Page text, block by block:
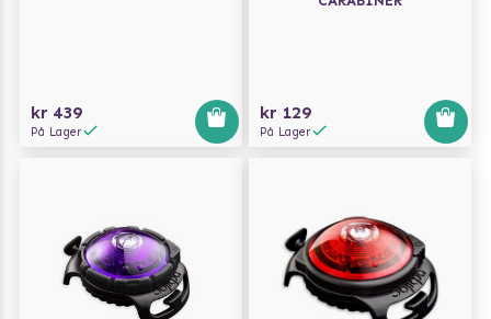
kr 439
På Lager
kr 129
På Lager